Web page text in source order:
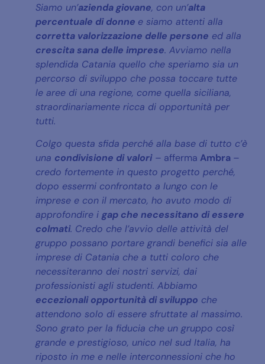
Siamo un’azienda giovane, con un’alta
percentuale di donne e siamo attenti alla
corretta valorizzazione delle persone ed alla
crescita sana delle imprese. Avviamo nella
splendida Catania quello che speriamo sia un
percorso di sviluppo che possa toccare tutte
le aree di una regione, come quella siciliana,
straordinariamente ricca di opportunità per
tutti.
Colgo questa sfida perché alla base di tutto c’è
una condivisione di valori– afferma Ambra –
credo fortemente in questo progetto perché,
dopo essermi confrontato a lungo con le
imprese e con il mercato, ho avuto modo di
approfondire i gap che necessitano di essere
colmati. Credo che l’avvio delle attività del
gruppo possano portare grandi benefici sia alle
imprese di Catania che a tutti coloro che
necessiteranno dei nostri servizi, dai
professionisti agli studenti. Abbiamo
eccezionali opportunità di sviluppo che
attendono solo di essere sfruttate al massimo.
Sono grato per la fiducia che un gruppo così
grande e prestigioso, unico nel sud Italia, ha
riposto in me e nelle interconnessioni che ho